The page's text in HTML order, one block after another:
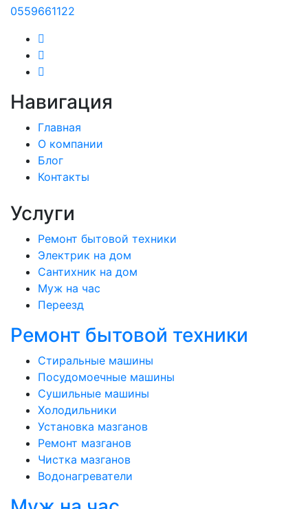
0559661122
Навигация
Главная
О компании
Блог
Контакты
Услуги
Ремонт бытовой техники
Электрик на дом
Сантихник на дом
Муж на час
Переезд
Ремонт бытовой техники
Стиральные машины
Посудомоечные машины
Сушильные машины
Холодильники
Установка мазганов
Ремонт мазганов
Чистка мазганов
Водонагреватели